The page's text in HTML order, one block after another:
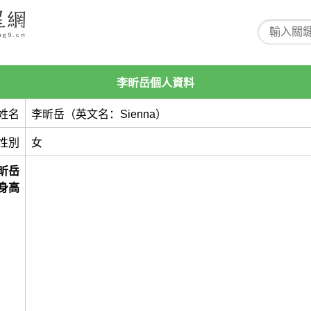
李昕岳個人資料
名 李昕岳（英文名：Sienna）
別 女
岳
高